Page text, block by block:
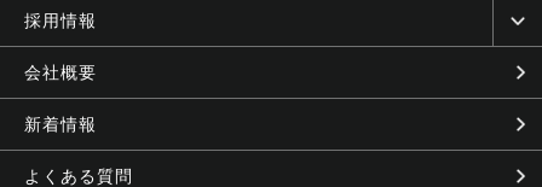
採用情報
会社概要
新着情報
よくある質問